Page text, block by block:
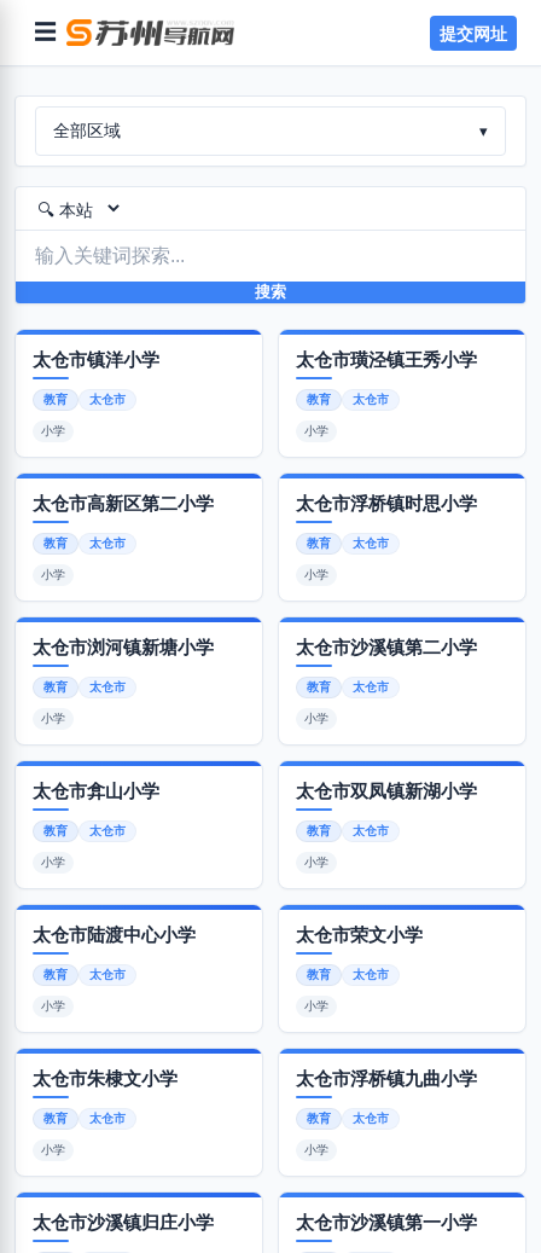
☰ 提交网址
全部区域 ▾
搜索
太仓市镇洋小学
教育 太仓市
小学
太仓市璜泾镇王秀小学
教育 太仓市
小学
太仓市高新区第二小学
教育 太仓市
小学
太仓市浮桥镇时思小学
教育 太仓市
小学
太仓市浏河镇新塘小学
教育 太仓市
小学
太仓市沙溪镇第二小学
教育 太仓市
小学
太仓市弇山小学
教育 太仓市
小学
太仓市双凤镇新湖小学
教育 太仓市
小学
太仓市陆渡中心小学
教育 太仓市
小学
太仓市荣文小学
教育 太仓市
小学
太仓市朱棣文小学
教育 太仓市
小学
太仓市浮桥镇九曲小学
教育 太仓市
小学
太仓市沙溪镇归庄小学 太仓市沙溪镇第一小学